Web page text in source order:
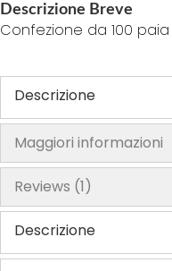
Descrizione Breve
Confezione da 100 paia
Descrizione
Maggiori informazioni
Reviews 1
Descrizione